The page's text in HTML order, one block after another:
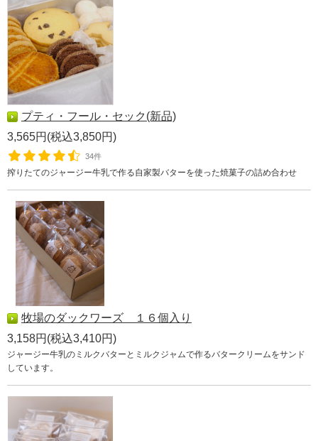
プティ・フール・セック(新品)
3,565円(税込3,850円)
34件
搾りたてのジャージー牛乳で作る自家製バターを使った焼菓子の詰め合わせ
牧場のダックワーズ １６個入り
3,158円(税込3,410円)
ジャージー牛乳のミルクバターとミルクジャムで作るバタークリームをサンド
しています。